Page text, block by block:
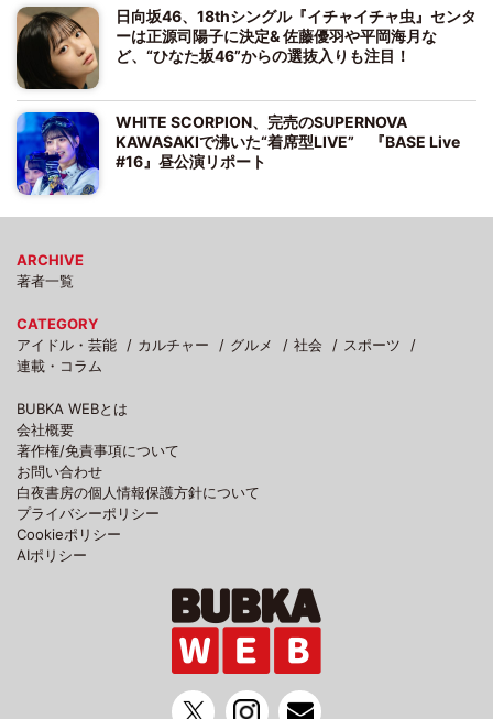
日向坂46、18thシングル『イチャイチャ虫』センタ
ーは正源司陽子に決定& 佐藤優羽や平岡海月な
ど、“ひなた坂46”からの選抜入りも注目！
WHITE SCORPION、完売のSUPERNOVA
KAWASAKIで沸いた“着席型LIVE” 『BASE Live
#16』昼公演リポート
ARCHIVE
著者一覧
CATEGORY
アイドル・芸能
カルチャー グルメ 社会
スポーツ
連載・コラム
BUBKA WEBとは
会社概要
著作権/免責事項について
お問い合わせ
白夜書房の個人情報保護方針について
プライバシーポリシー
Cookieポリシー
AIポリシー